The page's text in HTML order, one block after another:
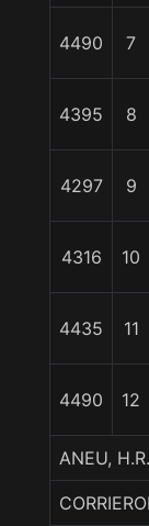
4490 7
4395 8
4297 9
4316 10
4435 11
4490 12
ANEU,